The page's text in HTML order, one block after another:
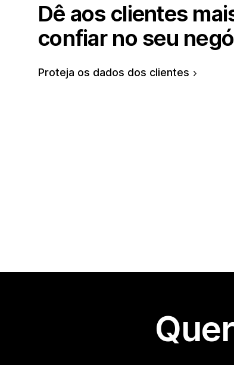
Dê aos clientes
confiar no seu
Proteja os dados dos clientes